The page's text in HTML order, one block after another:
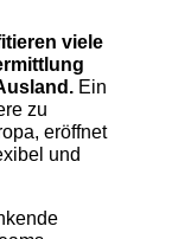
viele
Ein
zu
eröffnet
und